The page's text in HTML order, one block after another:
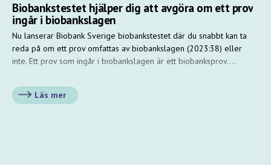
Biobankstestet hjälper dig att avgöra om ett prov
ingår i biobankslagen
Nu lanserar Biobank Sverige biobankstestet där du snabbt kan ta
reda på om ett prov omfattas av biobankslagen (2023:38) eller
inte. Ett prov som ingår i biobankslagen är ett biobanksprov.…
Läs mer